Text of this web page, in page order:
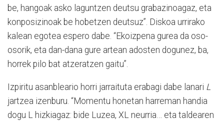
be, hangoak asko laguntzen deutsu grabazinoagaz, eta
konposizinoak be hobetzen deutsuz”. Diskoa urrirako
kalean egotea espero dabe. “Ekoizpena gurea da oso-
osorik, eta dan-dana gure artean adosten dogunez, ba,
horrek pilo bat atzeratzen gaitu”.
Izpiritu asanbleario horri jarraituta erabagi dabe lanari L
jartzea izenburu. “Momentu honetan harreman handia
dogu L hizkiagaz: bide Luzea, XL neurria… eta taldearen